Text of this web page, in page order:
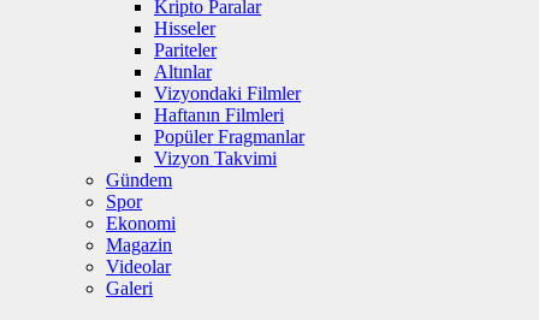
Kripto Paralar
Hisseler
Pariteler
Altınlar
Vizyondaki Filmler
Haftanın Filmleri
Popüler Fragmanlar
Vizyon Takvimi
Gündem
Spor
Ekonomi
Magazin
Videolar
Galeri